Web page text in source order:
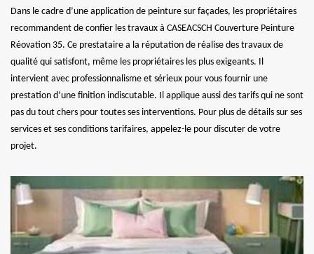
Dans le cadre d’une application de peinture sur façades, les propriétaires
recommandent de confier les travaux à CASEACSCH Couverture Peinture
Réovation 35. Ce prestataire a la réputation de réalise des travaux de
qualité qui satisfont, même les propriétaires les plus exigeants. Il
intervient avec professionnalisme et sérieux pour vous fournir une
prestation d’une finition indiscutable. Il applique aussi des tarifs qui ne sont
pas du tout chers pour toutes ses interventions. Pour plus de détails sur ses
services et ses conditions tarifaires, appelez-le pour discuter de votre
projet.